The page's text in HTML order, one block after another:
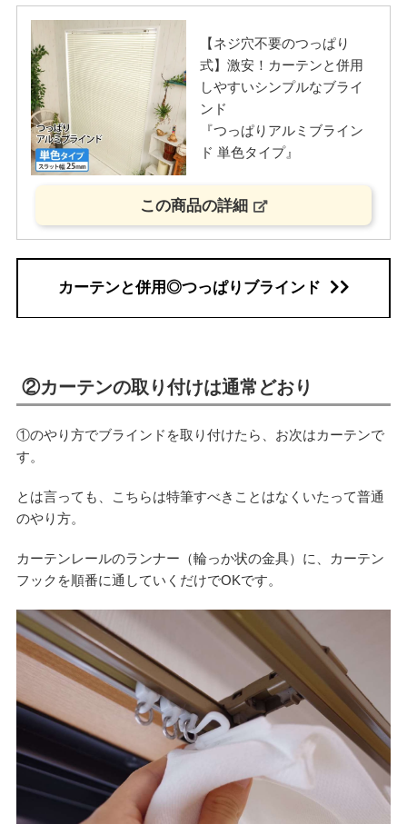
【ネジ穴不要のつっぱり
式】激安！カーテンと併用
しやすいシンプルなブライ
ンド
『つっぱりアルミブライン
ド 単色タイプ』
この商品の詳細
カーテンと併用◎つっぱりブラインド
②カーテンの取り付けは通常どおり
①のやり方でブラインドを取り付けたら、お次はカーテンで
す。
とは言っても、こちらは特筆すべきことはなくいたって普通
のやり方。
カーテンレールのランナー（輪っか状の金具）に、カーテン
フックを順番に通していくだけでOKです。